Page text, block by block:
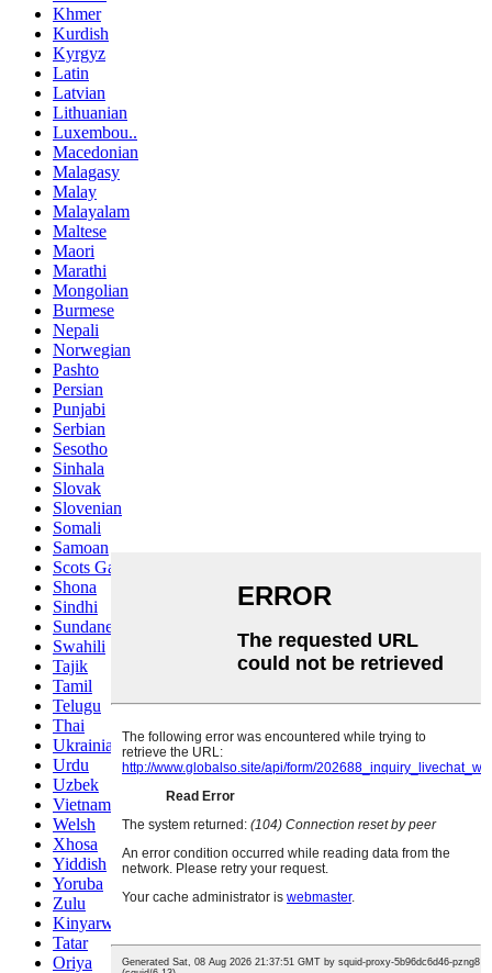
Khmer
Kurdish
Kyrgyz
Latin
Latvian
Lithuanian
Luxembou..
Macedonian
Malagasy
Malay
Malayalam
Maltese
Maori
Marathi
Mongolian
Burmese
Nepali
Norwegian
Pashto
Persian
Punjabi
Serbian
Sesotho
Sinhala
Slovak
Slovenian
Somali
Samoan
Scots Gaelic
Shona
Sindhi
Sundanese
Swahili
Tajik
Tamil
Telugu
Thai
Ukrainian
Urdu
Uzbek
Vietnamese
Welsh
Xhosa
Yiddish
Yoruba
Zulu
Kinyarwanda
Tatar
Oriya